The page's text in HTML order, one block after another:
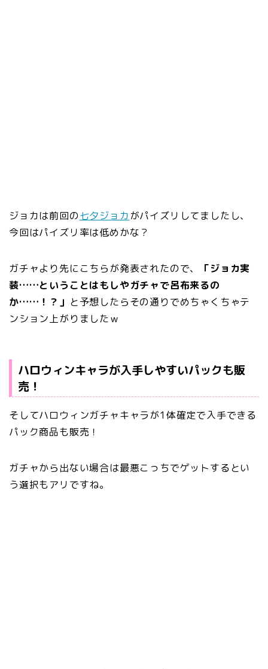
ジョカは前回の七夕ジョカ がパイズリしてましたし、
今回はパイズリ率は低めかな？
ガチャより先にこちらが発表されたので、
「ジョカ実
装……ということはもしやガチャで呂布来るの
か……！？」 と予想したらその通りでめちゃくちゃテ
ンション上がりましたｗ
ハロウィンキャラが入手しやすいパックも販
売！
そしてハロウィンガチャキャラが1体確定で入手できる
パック商品も販売！
ガチャから出ない場合は最悪こっちでゲットするとい
う選択もアリですね。